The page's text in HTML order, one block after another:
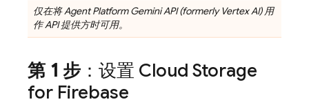
仅在将Agent PlatformGemini API (formerly Vertex AI)用
作 API 提供方时可用。
第 1 步 ：设置 Cloud Storage
for Firebase